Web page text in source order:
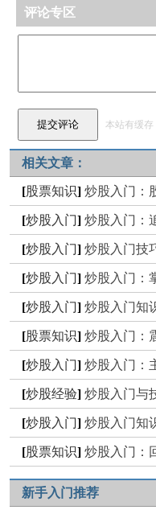
评论专区
本站有缓存
相关文章：
[股票知识] 炒股入门：
[炒股入门] 炒股入门：
[炒股入门] 炒股入门技
[炒股入门] 炒股入门：
[炒股入门] 炒股入门知
[股票知识] 炒股入门：
[炒股入门] 炒股入门：
[炒股经验] 炒股入门与
[炒股入门] 炒股入门知
[股票知识] 炒股入门：
新手入门推荐